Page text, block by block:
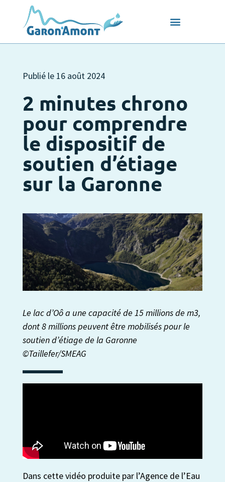
Publié le 16 août 2024
2 minutes chrono
pour comprendre
le dispositif de
soutien d’étiage
sur la Garonne
Le lac d’Oô a une capacité de 15 millions de m3,
dont 8 millions peuvent être mobilisés pour le
soutien d’étiage de la Garonne
©Taillefer/SMEAG
Dans cette vidéo produite par l’Agence de l’Eau